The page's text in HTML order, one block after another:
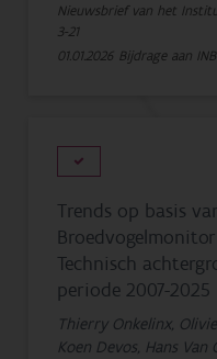
Nieuwsbrief van het
3-21
01.01.2026 Bijdrage aan
Trends op basis
Technisch
periode 2007-2025
Thierry Onkelinx,
Koen Devos, Hans Van